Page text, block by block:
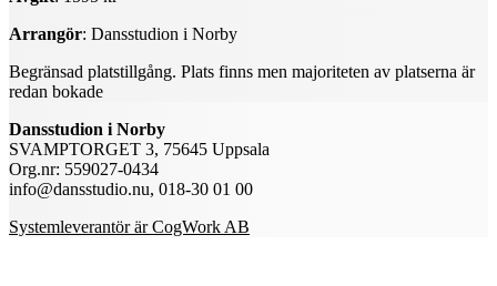
Arrangör: Dansstudion i Norby
Begränsad platstillgång. Plats finns men majoriteten av platserna är
redan bokade
Dansstudion i Norby
SVAMPTORGET 3, 75645 Uppsala
Org.nr: 559027-0434
info@dansstudio.nu, 018-30 01 00
Systemleverantör är CogWork AB